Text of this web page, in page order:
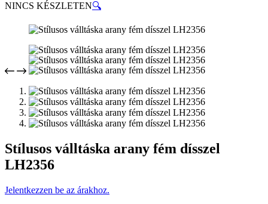
NINCS KÉSZLETEN🔍
Stílusos válltáska arany fém dísszel
LH2356
Jelentkezzen be az árakhoz.